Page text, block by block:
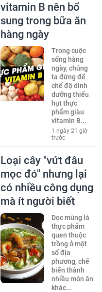
vitamin B nên bổ
sung trong bữa ăn
hàng ngày
Trong cuộc
sống hàng
ngày, chúng
ta đừng để
chế độ dinh
dưỡng thiếu
hụt thực
phẩm giàu
vitamin B...
1 ngày 21 giờ
trước
Loại cây "vứt đâu
mọc đó" nhưng lại
có nhiều công dụng
mà ít người biết
Dọc mùng là
thực phẩm
quen thuộc
trồng ở một
số địa
phương, chế
biến thành
nhiều món ăn
khác...